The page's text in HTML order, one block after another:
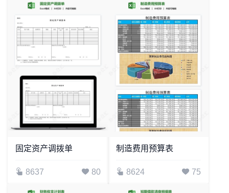
固定资产调拨单
8637 80
制造费用预算表
8624 75